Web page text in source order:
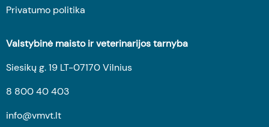
Privatumo politika
Valstybinė maisto ir veterinarijos tarnyba
Siesikų g. 19 LT-07170 Vilnius
8 800 40 403
info@vmvt.lt